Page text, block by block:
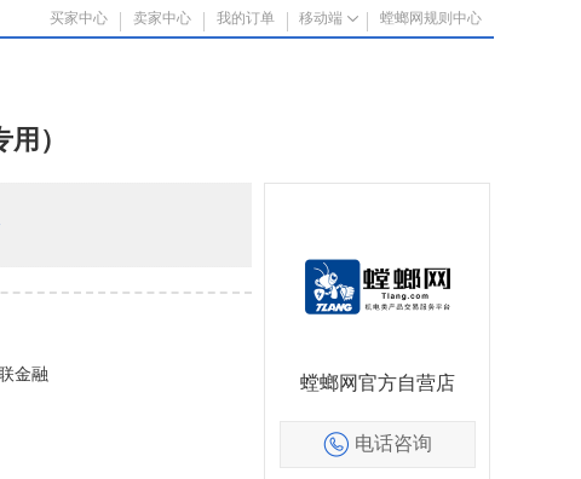
买家中心 卖家中心 我的订单 移动端 螳螂网规则中心
）
金融 螳螂网官方自营店
电话咨询